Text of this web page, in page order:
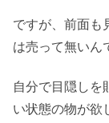
ですが、前面も
は売って無いん
自分で目隠しを
い状態の物が欲